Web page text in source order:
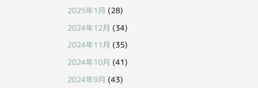
2025年1月 (28)
2024年12月 (34)
2024年11月 (35)
2024年10月 (41)
2024年9月 (43)